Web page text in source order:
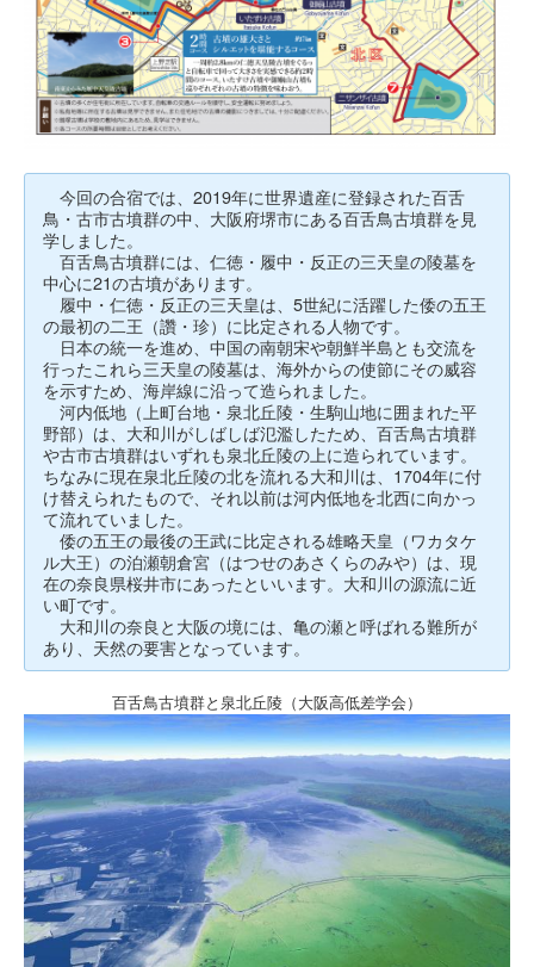
今回の合宿では、2019年に世界遺産に登録された百舌
鳥・古市古墳群の中、大阪府堺市にある百舌鳥古墳群を見
学しました。
百舌鳥古墳群には、仁徳・履中・反正の三天皇の陵墓を
中心に21の古墳があります。
履中・仁徳・反正の三天皇は、5世紀に活躍した倭の五王
の最初の二王（讚・珍）に比定される人物です。
日本の統一を進め、中国の南朝宋や朝鮮半島とも交流を
行ったこれら三天皇の陵墓は、海外からの使節にその威容
を示すため、海岸線に沿って造られました。
河内低地（上町台地・泉北丘陵・生駒山地に囲まれた平
野部）は、大和川がしばしば氾濫したため、百舌鳥古墳群
や古市古墳群はいずれも泉北丘陵の上に造られています。
ちなみに現在泉北丘陵の北を流れる大和川は、1704年に付
け替えられたもので、それ以前は河内低地を北西に向かっ
て流れていました。
倭の五王の最後の王武に比定される雄略天皇（ワカタケ
ル大王）の泊瀬朝倉宮（はつせのあさくらのみや）は、現
在の奈良県桜井市にあったといいます。大和川の源流に近
い町です。
大和川の奈良と大阪の境には、亀の瀬と呼ばれる難所が
あり、天然の要害となっています。
百舌鳥古墳群と泉北丘陵（大阪高低差学会）